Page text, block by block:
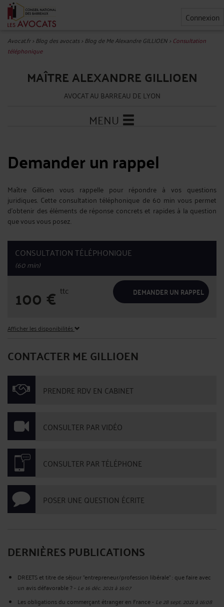
Connexion
Avocat.fr>Blog des avocats>Blog de Me Alexandre GILLIOEN> Consultation
téléphonique
MAÎTRE ALEXANDRE GILLIOEN
AVOCAT AU BARREAU DE LYON
MENU
Demander un rappel
Maître Gillioen vous rappelle pour répondre à vos questions
juridiques. Cette consultation téléphonique de 60 min vous permet
d'obtenir des éléments de réponse concrets et rapides à la question
que vous vous posez.
CONSULTATION TÉLÉPHONIQUE
(60 min)
100€ ttc DEMANDER UN RAPPEL
Afficher les disponibilités
CONTACTER ME GILLIOEN
PRENDRE RDV EN CABINET
CONSULTER PAR VIDÉO
CONSULTER PAR TÉLÉPHONE
POSER UNE QUESTION ÉCRITE
DERNIÈRES PUBLICATIONS
DREETS et titre de séjour "entrepreneur/profession libérale" : que faire avec
un avis défavorable ?- Le 16 déc. 2021 à 16:07
Les obligations du commerçant étranger en France- Le 28 sept. 2021 à 16:08